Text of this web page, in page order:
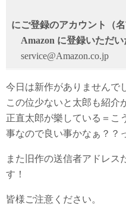
にご登録のアカウント（
Аmazon に登録いただい
service@Amazon.co.jp
今日は新作がありませんで
この位少ないと太郎も紹介
正直太郎が樂している＝こ
事なので良い事かなぁ？？
また旧作の送信者アドレス
す！
皆様ご注意ください。